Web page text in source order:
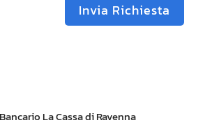
Invia Richiesta
La Cassa di Ravenna